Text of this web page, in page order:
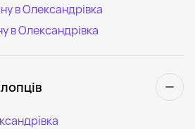
в Олександрівка
в Олександрівка